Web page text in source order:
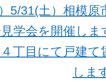
5/31(土）相模
学会を開催し
丁目にて戸建
しま